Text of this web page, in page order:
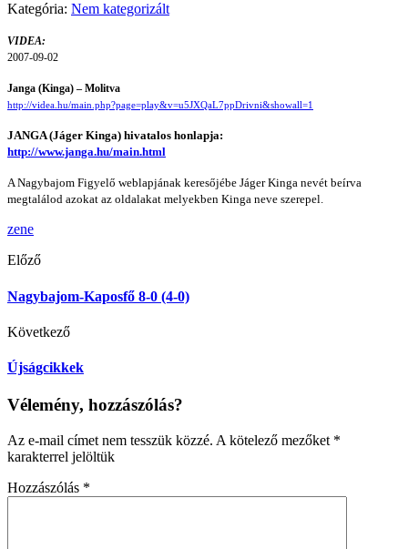
Kategória: Nem kategorizált
VIDEA:
2007-09-02
Janga (Kinga) – Molitva
http://videa.hu/main.php?page=play&v=u5JXQaL7ppDrivni&showall=1
JANGA (Jáger Kinga) hivatalos honlapja:
http://www.janga.hu/main.html
A Nagybajom Figyelő weblapjának keresőjébe Jáger Kinga nevét beírva
megtalálod azokat az oldalakat melyekben Kinga neve szerepel.
zene
Előző
Nagybajom-Kaposfő 8-0 (4-0)
Következő
Újságcikkek
Vélemény, hozzászólás?
Az e-mail címet nem tesszük közzé. A kötelező mezőket *
karakterrel jelöltük
Hozzászólás *